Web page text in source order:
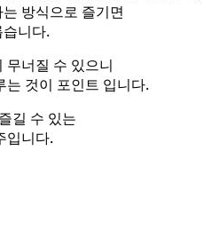
방식으로 즐기면
니다.
무너질 수 있으니
는 것이 포인트 입니다.
길 수 있는
입니다.